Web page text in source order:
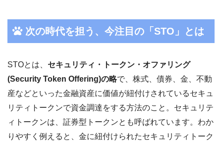
次の時代を担う、今注目の「STO」とは
STOとは、 セキュリティ・トークン・オファリング
(Security Token Offering)の略で、 株式、債券、金、不動
産などといった金融資産に価値が紐付けされているセキュ
リティトークンで資金調達をする方法のこと。セキュリテ
ィトークンは、 証券型トークンとも呼ばれています。わか
りやすく例えると
、金に紐付けられたセキュリティトーク